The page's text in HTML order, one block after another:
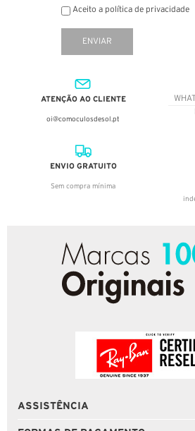
Aceito a política de privacidade
ENVIAR
ATENÇÃO AO CLIENTE
oi@comoculosdesol.pt
ENVIO GRATUITO
Sem compra mínima
ASSISTÊNCIA